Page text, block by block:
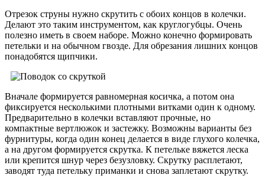
Отрезок струны нужно скрутить с обоих концов в колечки.
Делают это таким инструментом, как круглогубцы. Очень
полезно иметь в своем наборе. Можно конечно формировать
петельки и на обычном гвозде. Для обрезания лишних концов
понадобятся щипчики.
Вначале формируется равномерная косичка, а потом она
фиксируется несколькими плотными витками один к одному.
Предварительно в колечки вставляют прочные, но
компактные вертлюжок и застежку. Возможны варианты без
фурнитуры, когда один конец делается в виде глухого колечка,
а на другом формируется скрутка. К петельке вяжется леска
или крепится шнур через безузловку. Скрутку расплетают,
заводят туда петельку приманки и снова заплетают скрутку.